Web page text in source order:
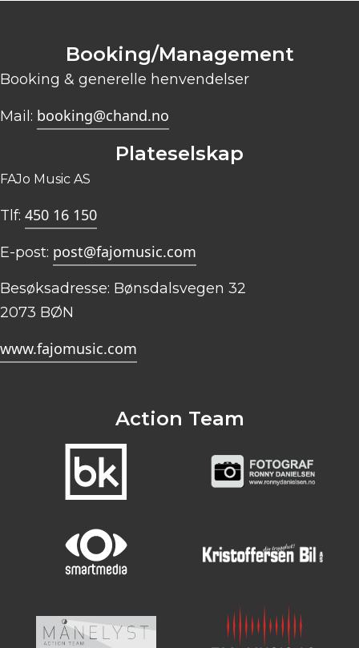
Txt og musikk: Chand
Booking/Management
Booking & generelle henvendelser
Mail: booking@chand.no
Plateselskap
FAJo Music AS
Tlf: 450 16 150
E-post: post@fajomusic.com
Besøksadresse: Bønsdalsvegen 32
2073 BØN
www.fajomusic.com
Action Team